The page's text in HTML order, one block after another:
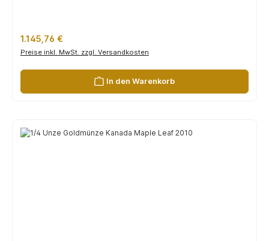
Regulärer Preis:
1.145,76 €
Preise inkl. MwSt. zzgl. Versandkosten
In den Warenkorb